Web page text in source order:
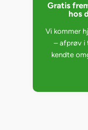
Gratis
hos
Vi kommer
– afprøv i
kendte